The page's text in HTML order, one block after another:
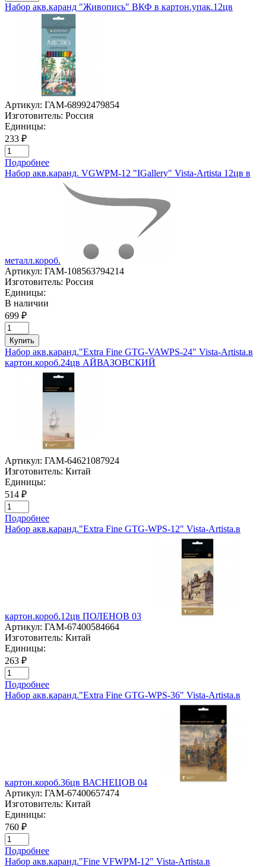
Набор акв.каранд "Живопись" ВКФ в картон.упак.12цв
Артикул: ГАМ-68992479854
Изготовитель: Россия
Единицы:
233 ₽
Подробнее
Набор акв.каранд. VGWPM-12 "IGallery" Vista-Artista 12цв в
металл.короб.
Артикул: ГАМ-108563794214
Изготовитель: Россия
Единицы:
В наличии
699 ₽
Купить
Набор акв.каранд."Extra Fine GTG-VAWPS-24" Vista-Artista.в
картон.короб.24цв АЙВАЗОВСКИЙ
Артикул: ГАМ-64621087924
Изготовитель: Китай
Единицы:
514 ₽
Подробнее
Набор акв.каранд."Extra Fine GTG-WPS-12" Vista-Artista.в
картон.короб.12цв ПОЛЕНОВ 03
Артикул: ГАМ-67400584664
Изготовитель: Китай
Единицы:
263 ₽
Подробнее
Набор акв.каранд."Extra Fine GTG-WPS-36" Vista-Artista.в
картон.короб.36цв ВАСНЕЦОВ 04
Артикул: ГАМ-67400657474
Изготовитель: Китай
Единицы:
760 ₽
Подробнее
Набор акв.каранд."Fine VFWPМ-12" Vista-Artista.в